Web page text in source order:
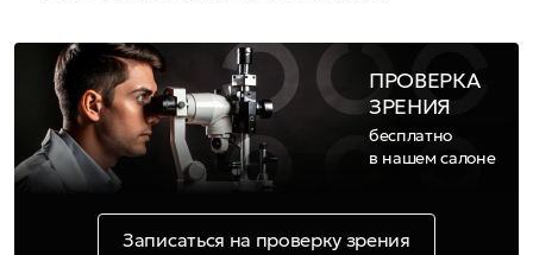
ПРОВЕРКА
ЗРЕНИЯ
бесплатно
в нашем салоне
Записаться на проверку зрения